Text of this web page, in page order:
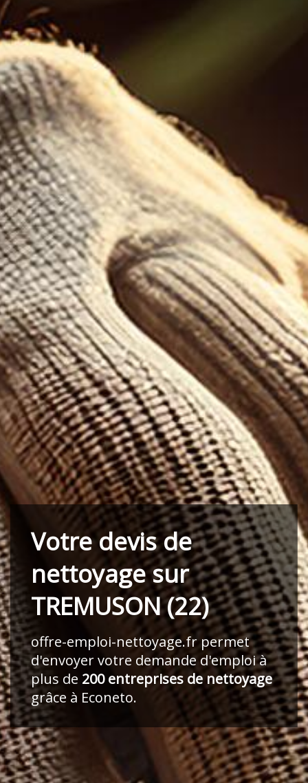
Votre devis de
nettoyage sur
TREMUSON (22)
offre-emploi-nettoyage.frpermet
d'envoyer votre demande d'emploi à
plus de 200 entreprises de nettoyage
grâce à Econeto.